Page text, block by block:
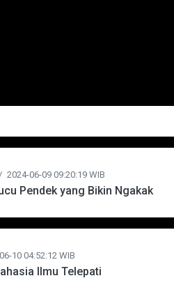
/ 2024-06-09 09:20:19 WIB
Pendek yang Bikin Ngakak
10 04:52:12 WIB
Ilmu Telepati